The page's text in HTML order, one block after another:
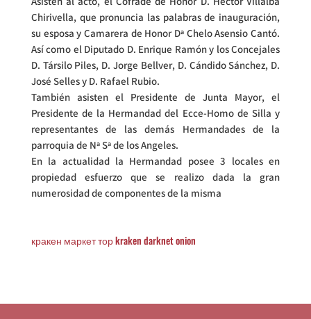
Chirivella, que pronuncia las palabras de inauguración,
su esposa y Camarera de Honor Dª Chelo Asensio Cantó.
Así como el Diputado D. Enrique Ramón y los Concejales
D. Társilo Piles, D. Jorge Bellver, D. Cándido Sánchez, D.
José Selles y D. Rafael Rubio.
También asisten el Presidente de Junta Mayor, el
Presidente de la Hermandad del Ecce-Homo de Silla y
representantes de las demás Hermandades de la
parroquia de Nª Sª de los Angeles.
En la actualidad la Hermandad posee 3 locales en
propiedad esfuerzo que se realizo dada la gran
numerosidad de componentes de la misma
кракен маркет торkraken darknet onion